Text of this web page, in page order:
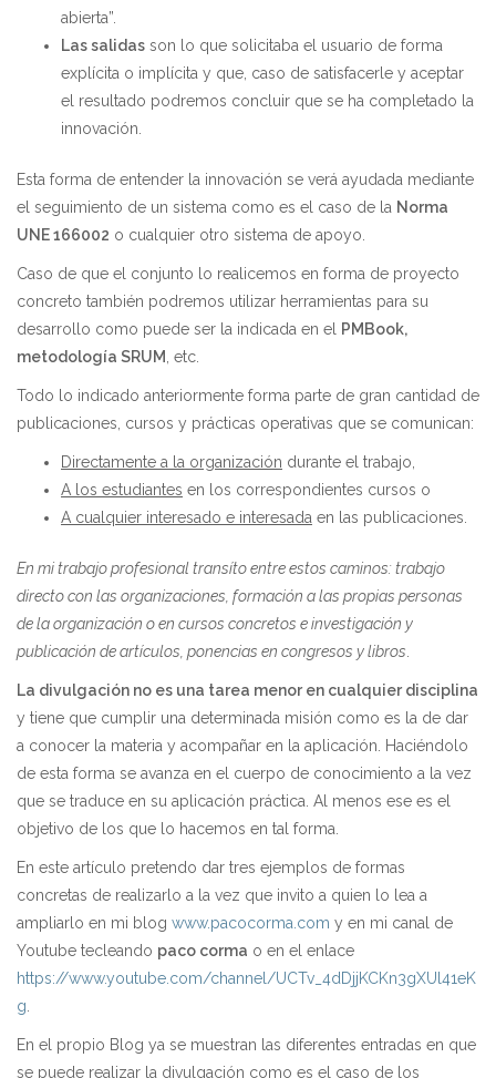
abierta”.
Las salidas son lo que solicitaba el usuario de forma
explícita o implícita y que, caso de satisfacerle y aceptar
el resultado podremos concluir que se ha completado la
innovación.
Esta forma de entender la innovación se verá ayudada mediante
el seguimiento de un sistema como es el caso de la Norma
UNE 166002 o cualquier otro sistema de apoyo.
Caso de que el conjunto lo realicemos en forma de proyecto
concreto también podremos utilizar herramientas para su
desarrollo como puede ser la indicada en el
PMBook,
metodología SRUM , etc.
Todo lo indicado anteriormente forma parte de gran cantidad de
publicaciones, cursos y prácticas operativas que se comunican:
Directamente a la organización durante el trabajo,
A los estudiantes en los correspondientes cursos o
A cualquier interesado e interesada en las publicaciones.
En mi trabajo profesional transíto entre estos caminos: trabajo
directo con las organizaciones, formación a las propias personas
de la organización o en cursos concretos e investigación y
publicación de artículos, ponencias en congresos y libros
La divulgación no es una tarea menor en cualquier disciplina
y tiene que cumplir una determinada misión como es la de dar
a conocer la materia y acompañar en la aplicación. Haciéndolo
de esta forma se avanza en el cuerpo de conocimiento a la vez
que se traduce en su aplicación práctica. Al menos ese es el
objetivo de los que lo hacemos en tal forma.
En este artículo pretendo dar tres ejemplos de formas
concretas de realizarlo a la vez que invito a quien lo lea a
ampliarlo en mi blog www.pacocorma.com y en mi canal de
Youtube tecleando paco corma o en el enlace
https://www.youtube.com/channel/UCTv_4dDjjKCKn3gXUl41eK
g
En el propio Blog ya se muestran las diferentes entradas en que
se puede realizar la divulgación como es el caso de los